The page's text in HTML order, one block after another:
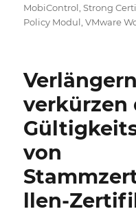
MobiControl,Strong
Policy Modul,VMware
verkürzen
von
llen-